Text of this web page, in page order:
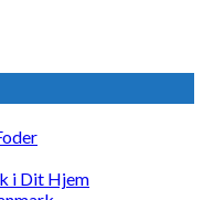
i Dit Hjem